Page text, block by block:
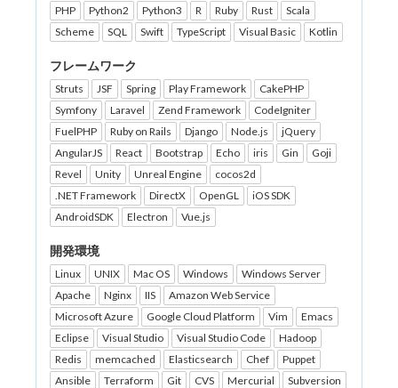
PHP
Python2 Python3 R Ruby Rust
Scala
Scheme
SQL Swift TypeScript Visual Basic Kotlin
フレームワーク
Struts JSF Spring Play Framework
CakePHP
Symfony
Laravel Zend Framework
CodeIgniter
FuelPHP
Ruby on Rails Django Node.js
jQuery
AngularJS
React Bootstrap Echo iris Gin
Goji
Revel
Unity Unreal Engine
cocos2d
.NET Framework
DirectX OpenGL
iOS SDK
AndroidSDK
Electron Vue.js
開発環境
Linux UNIX Mac OS Windows
Windows Server
Apache
Nginx IIS
Amazon Web Service
Microsoft Azure
Google Cloud Platform Vim
Emacs
Eclipse
Visual Studio Visual Studio Code
Hadoop
Redis
memcached Elasticsearch Chef
Puppet
Ansible
Terraform Git CVS Mercurial Subversion